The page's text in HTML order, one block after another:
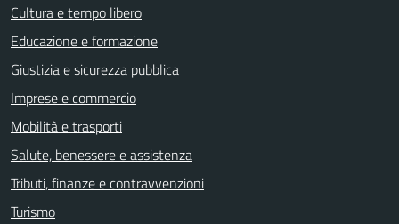
Cultura e tempo libero
Educazione e formazione
Giustizia e sicurezza pubblica
Imprese e commercio
Mobilità e trasporti
Salute, benessere e assistenza
Tributi, finanze e contravvenzioni
Turismo